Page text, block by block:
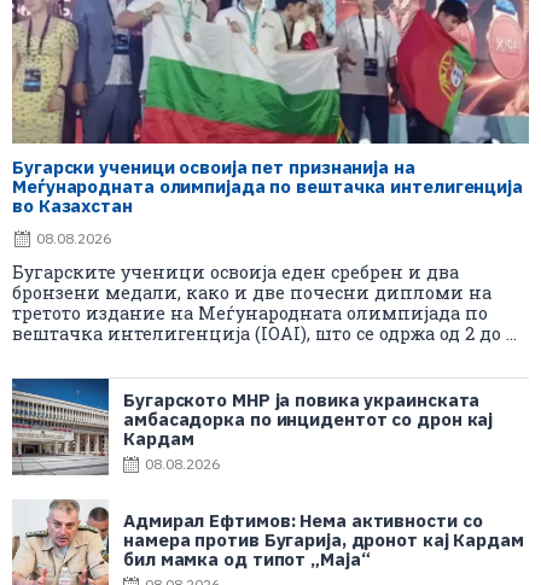
Бугарски ученици освоија пет признанија на
Меѓународната олимпијада по вештачка интелигенција
во Казахстан
08.08.2026
Бугарските ученици освоија еден сребрен и два
бронзени медали, како и две почесни дипломи на
третото издание на Меѓународната олимпијада по
вештачка интелигенција (IOAI), што се одржа од 2 до ...
Бугарското МНР ја повика украинската
амбасадорка по инцидентот со дрон кај
Кардам
08.08.2026
Адмирал Ефтимов: Нема активности со
намера против Бугарија, дронот кај Кардам
бил мамка од типот „Маја“